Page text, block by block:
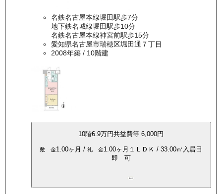
名鉄名古屋本線堀田駅歩7分
地下鉄名城線堀田駅歩10分
名鉄名古屋本線神宮前駅歩15分
愛知県名古屋市瑞穂区堀田通７丁目
2008年築/ 10階建
10階6.9万円共益費等 6,000円
敷 金1.00ヶ月 / 礼 金1.00ヶ月 １ＬＤＫ / 33.00㎡ 入居日
即 可
南向き